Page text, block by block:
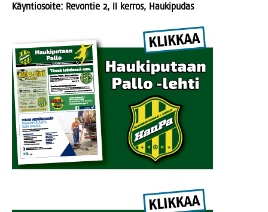
Käyn­tio­soi­te: Revon­tie 2, II ker­ros, Haukipudas